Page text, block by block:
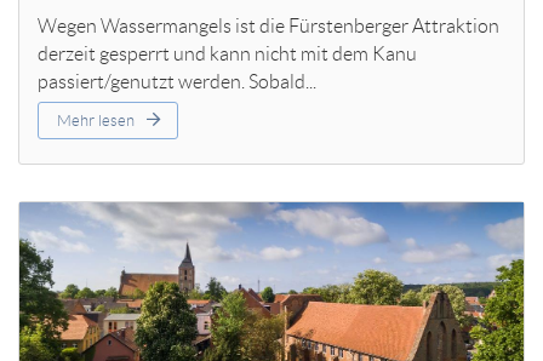
Wegen Wassermangels ist die Fürstenberger Attraktion
derzeit gesperrt und kann nicht mit dem Kanu
passiert/genutzt werden. Sobald...
Mehr lesen